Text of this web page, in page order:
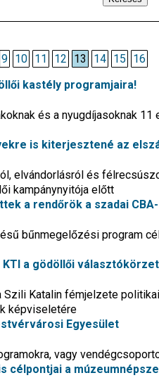
9 10 11 12 13 14 15
16
kastély programjaira!
és a nyugdíjasoknak
is kiterjesztené az
elvándorlásról és
kampánynyitója előtt
a rendőrök a szadai
bűnmegelőzési program
a gödöllői
Katalin fémjelzete
képviseletére
Egyesület
vagy
célpontjai a